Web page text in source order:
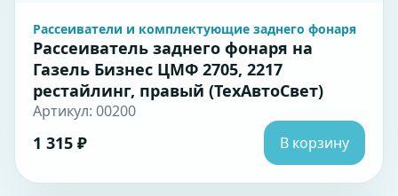
Рассеиватели и комплектующие заднего фонаря
Рассеиватель заднего фонаря на
Газель Бизнес ЦМФ 2705, 2217
рестайлинг, правый (ТехАвтоСвет)
Артикул: 00200
1 315 ₽ В корзину